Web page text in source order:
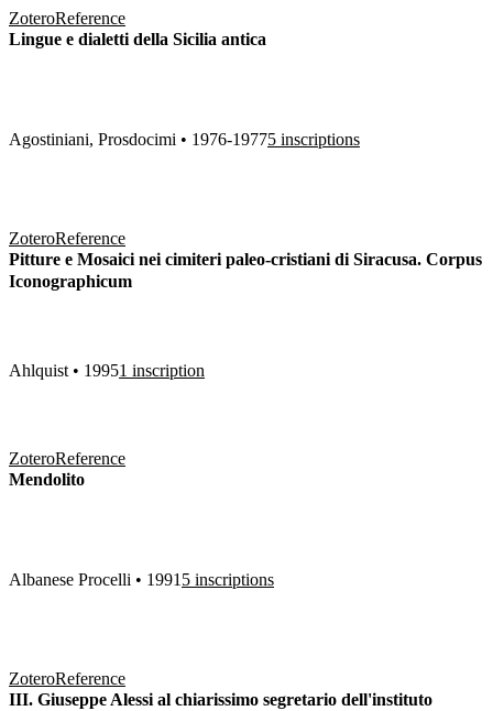
ZoteroReference
Lingue e dialetti della Sicilia antica
Agostiniani, Prosdocimi • 1976-1977 5 inscriptions
ZoteroReference
Pitture e Mosaici nei cimiteri paleo-cristiani di Siracusa. Corpus
Iconographicum
Ahlquist • 1995 1 inscription
ZoteroReference
Mendolito
Albanese Procelli • 1991 5 inscriptions
ZoteroReference
III. Giuseppe Alessi al chiarissimo segretario dell'instituto